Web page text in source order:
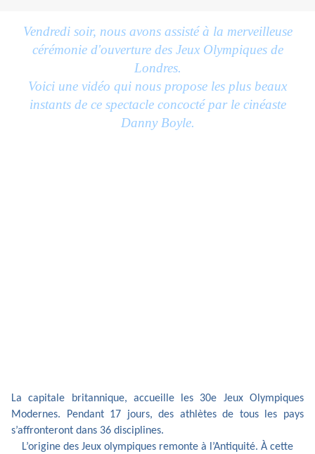
Vendredi soir, nous avons assisté à la merveilleuse
cérémonie d'ouverture des Jeux Olympiques de
Londres.
Voici une vidéo qui nous propose les plus beaux
instants de ce spectacle concocté par le cinéaste
Danny Boyle.
La capitale britannique, accueille les 30e Jeux Olympiques
Modernes. Pendant 17 jours, des athlètes de tous les pays
s’affronteront dans 36 disciplines.
L’origine des Jeux olympiques remonte à l’Antiquité. À cette